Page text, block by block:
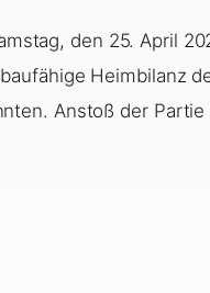
den 25. April
Heimbilanz
Anstoß der Partie